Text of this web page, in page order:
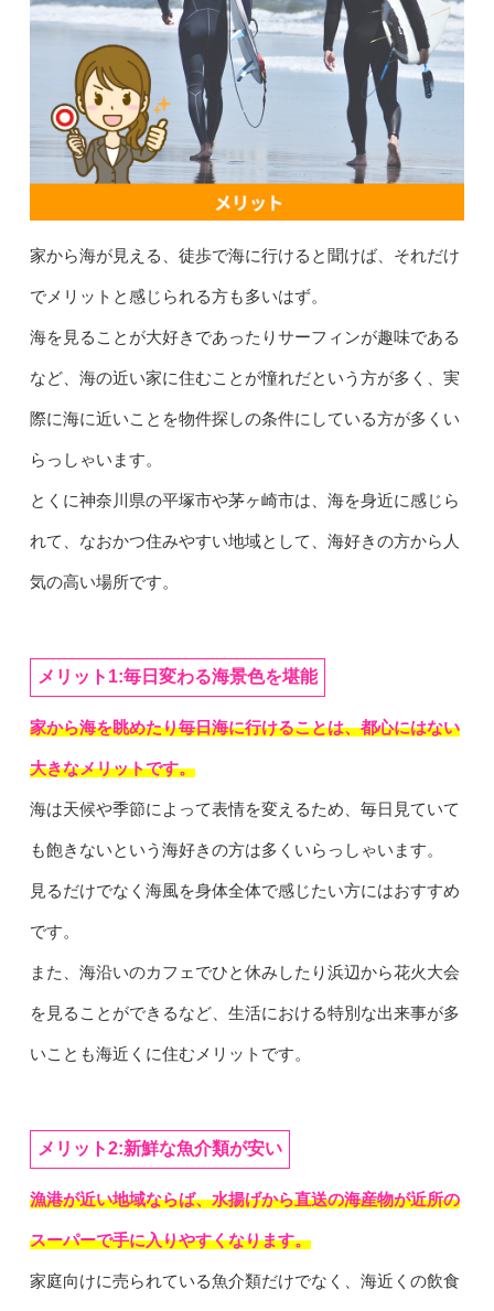
家から海が見える、徒歩で海に行けると聞けば、それだけ
でメリットと感じられる方も多いはず。
海を見ることが大好きであったりサーフィンが趣味である
など、海の近い家に住むことが憧れだという方が多く、実
際に海に近いことを物件探しの条件にしている方が多くい
らっしゃいます。
とくに神奈川県の平塚市や茅ヶ崎市は、海を身近に感じら
れて、なおかつ住みやすい地域として、海好きの方から人
気の高い場所です。
メリット1:毎日変わる海景色を堪能
家から海を眺めたり毎日海に行けることは、都心にはない
大きなメリットです。
海は天候や季節によって表情を変えるため、毎日見ていて
も飽きないという海好きの方は多くいらっしゃいます。
見るだけでなく海風を身体全体で感じたい方にはおすすめ
です。
また、海沿いのカフェでひと休みしたり浜辺から花火大会
を見ることができるなど、生活における特別な出来事が多
いことも海近くに住むメリットです。
メリット2:新鮮な魚介類が安い
漁港が近い地域ならば、水揚げから直送の海産物が近所の
スーパーで手に入りやすくなります。
家庭向けに売られている魚介類だけでなく、海近くの飲食